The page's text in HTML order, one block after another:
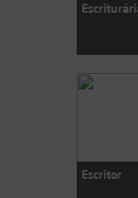
Escritor